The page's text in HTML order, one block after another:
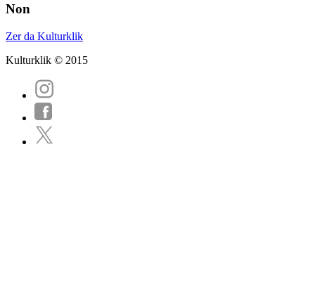
Non
Zer da Kulturklik
Kulturklik © 2015